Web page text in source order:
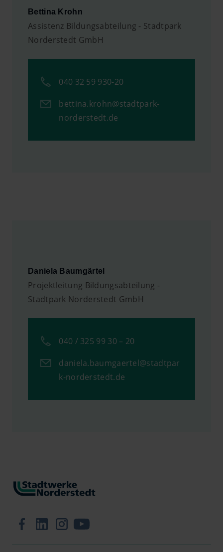
Bettina Krohn
Assistenz Bildungsabteilung - Stadtpark
Norderstedt GmbH
040 32 59 930-20
bettina.krohn@stadtpark-
norderstedt.de
Daniela Baumgärtel
Projektleitung Bildungsabteilung -
Stadtpark Norderstedt GmbH
040 / 325 99 30 – 20
daniela.baumgaertel@stadtpar
k-norderstedt.de
Zur Facebook-Seite
Zum LinkedIn-Profil
Zum Instagram-Profil
Zum YouTube-Kanal